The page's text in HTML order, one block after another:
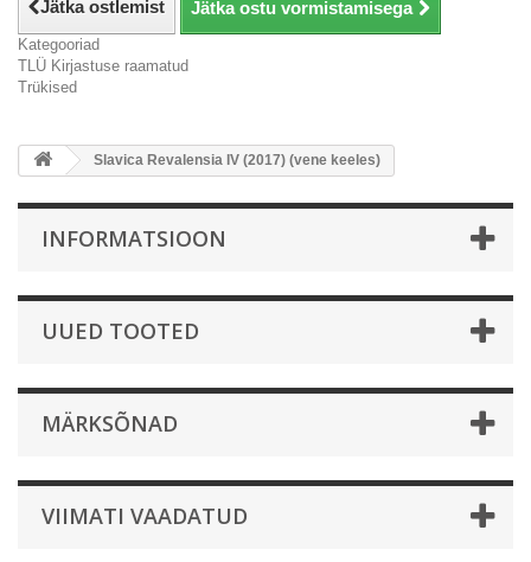
Jätka ostlemist Jätka ostu vormistamisega
Kategooriad
TLÜ Kirjastuse raamatud
Trükised
Slavica Revalensia IV (2017) (vene keeles)
INFORMATSIOON
UUED TOOTED
MÄRKSÕNAD
VIIMATI VAADATUD